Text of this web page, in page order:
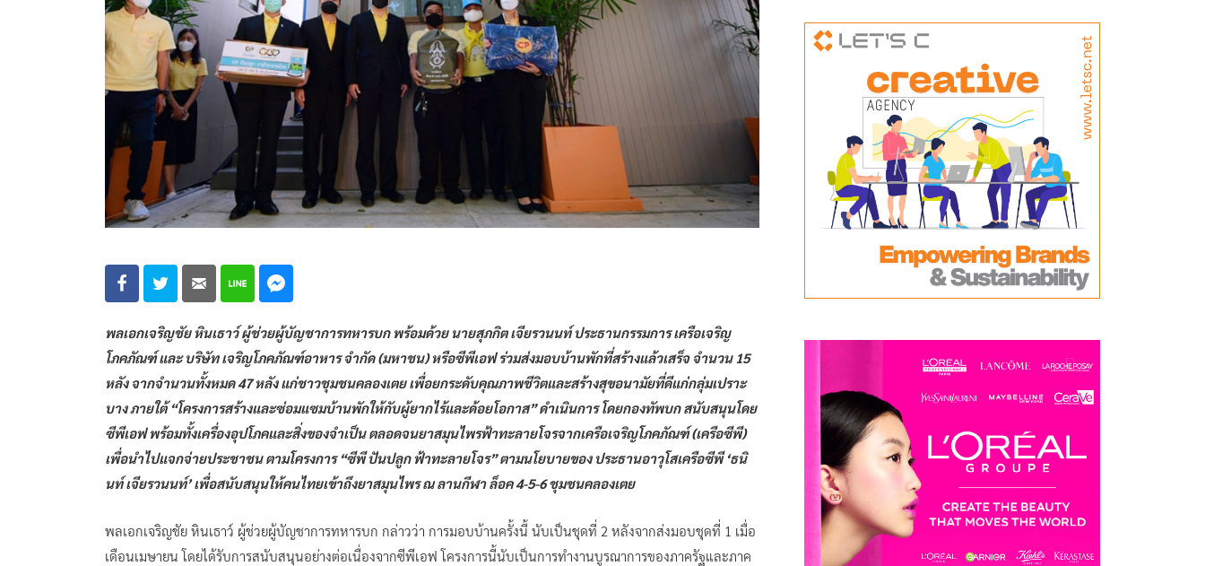
พลเอกเจริญชัย หินเธาว์ ผู้ช่วยผู้บัญชาการทหารบก พร้อมด้วย นายสุภกิต เจียรวนนท์ ประธานกรรมการ เครือเจริญ
โภคภัณฑ์ และ บริษัท เจริญโภคภัณฑ์อาหาร จำกัด (มหาชน) หรือซีพีเอฟ ร่วมส่งมอบบ้านพักที่สร้างแล้วเสร็จ จำนวน 15
หลัง จากจำนวนทั้งหมด 47 หลัง แก่ชาวชุมชนคลองเตย เพื่อยกระดับคุณภาพชีวิตและสร้างสุขอนามัยที่ดีแก่กลุ่มเปราะ
บาง ภายใต้ “โครงการสร้างและซ่อมแซมบ้านพักให้กับผู้ยากไร้และด้อยโอกาส” ดำเนินการ โดยกองทัพบก สนับสนุนโดย
ซีพีเอฟ พร้อมทั้งเครื่องอุปโภคและสิ่งของจำเป็น ตลอดจนยาสมุนไพรฟ้าทะลายโจรจากเครือเจริญโภคภัณฑ์ (เครือซีพี)
เพื่อนำไปแจกจ่ายประชาชน ตามโครงการ “ซีพี ปันปลูก ฟ้าทะลายโจร” ตามนโยบายของ ประธานอาวุโสเครือซีพี ‘ธนิ
นท์ เจียรวนนท์’ เพื่อสนับสนุนให้คนไทยเข้าถึงยาสมุนไพร ณ ลานกีฬา ล็อค 4-5-6 ชุมชนคลองเตย
พลเอกเจริญชัย หินเธาว์ ผู้ช่วยผู้บัญชาการทหารบก กล่าวว่า การมอบบ้านครั้งนี้ นับเป็นชุดที่ 2 หลังจากส่งมอบชุดที่ 1 เมื่อ
เดือนเมษายน โดยได้รับการสนับสนุนอย่างต่อเนื่องจากซีพีเอฟ โครงการนี้นับเป็นการทำงานบูรณาการของภาครัฐและภาค